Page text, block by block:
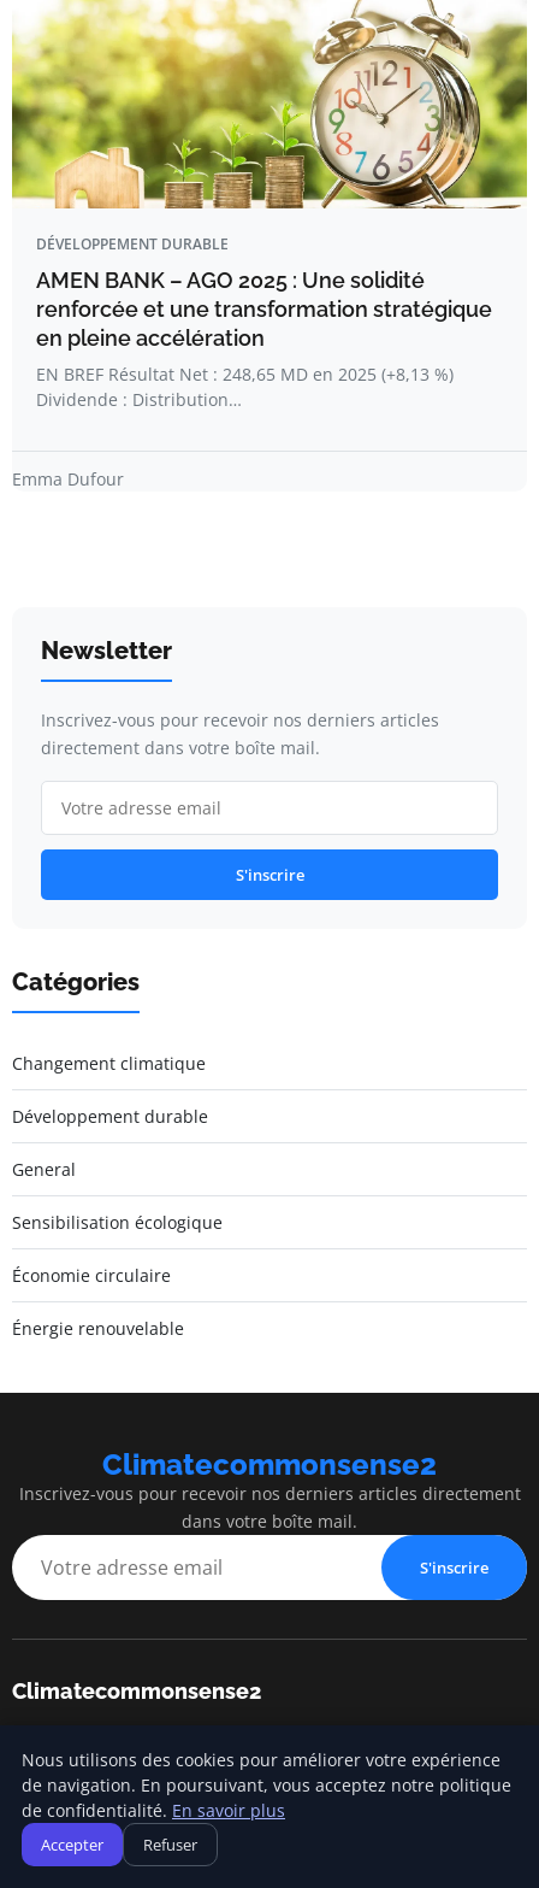
DÉVELOPPEMENT DURABLE
AMEN BANK – AGO 2025 : Une solidité
renforcée et une transformation stratégique
en pleine accélération
EN BREF Résultat Net : 248,65 MD en 2025 (+8,13 %)
Dividende : Distribution…
Emma Dufour
Newsletter
Inscrivez-vous pour recevoir nos derniers articles
directement dans votre boîte mail.
S'inscrire
Catégories
Changement climatique
Développement durable
General
Sensibilisation écologique
Économie circulaire
Énergie renouvelable
Climatecommonsense2
Inscrivez-vous pour recevoir nos derniers articles directement
dans votre boîte mail.
S'inscrire
Climatecommonsense2
Catégories
Nous utilisons des cookies pour améliorer votre expérience
de navigation. En poursuivant, vous acceptez notre politique
de confidentialité. En savoir plus
Accepter Refuser